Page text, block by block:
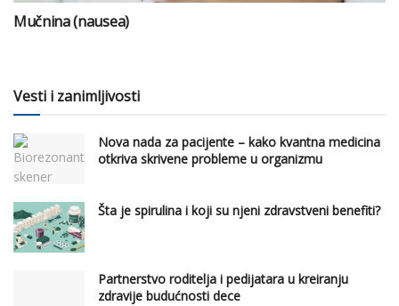
Mučnina (nausea)
Vesti i zanimljivosti
Nova nada za pacijente – kako kvantna medicina
otkriva skrivene probleme u organizmu
Šta je spirulina i koji su njeni zdravstveni benefiti?
Partnerstvo roditelja i pedijatara u kreiranju
zdravije budućnosti dece